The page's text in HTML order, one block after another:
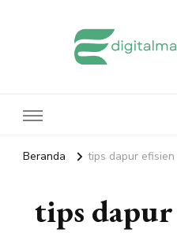
Beranda tips dapur efisien
tips